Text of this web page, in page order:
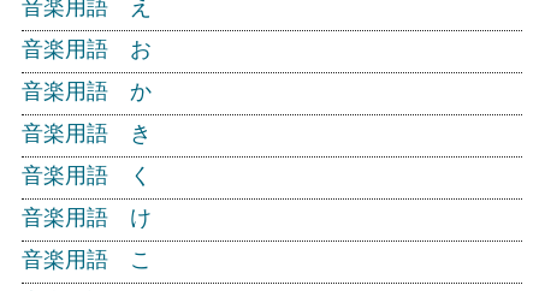
音楽用語 え
音楽用語 お
音楽用語 か
音楽用語 き
音楽用語 く
音楽用語 け
音楽用語 こ